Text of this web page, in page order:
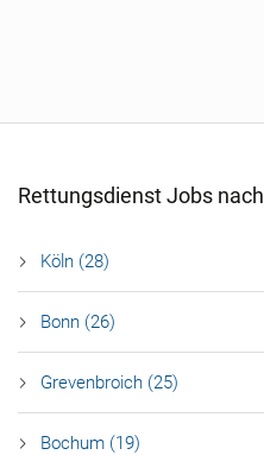
Rettungsdienst Jobs
Köln (28)
Bonn (26)
Grevenbroich (25)
Bochum (19)